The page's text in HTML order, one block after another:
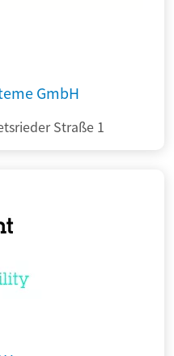
GmbH
Straße 1